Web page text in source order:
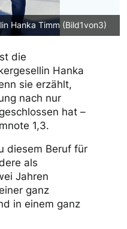
(Bild1von3)
die
Hanka
sie erzählt,
nach nur
hat –
1,3.
diesem Beruf für
als
Jahren
ganz
in einem ganz